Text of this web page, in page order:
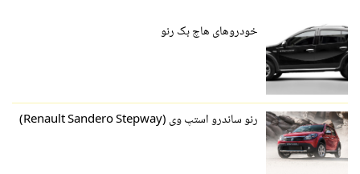
خودروهای هاچ بک رنو
رنو ساندرو استپ وی (Renault Sandero Stepway)